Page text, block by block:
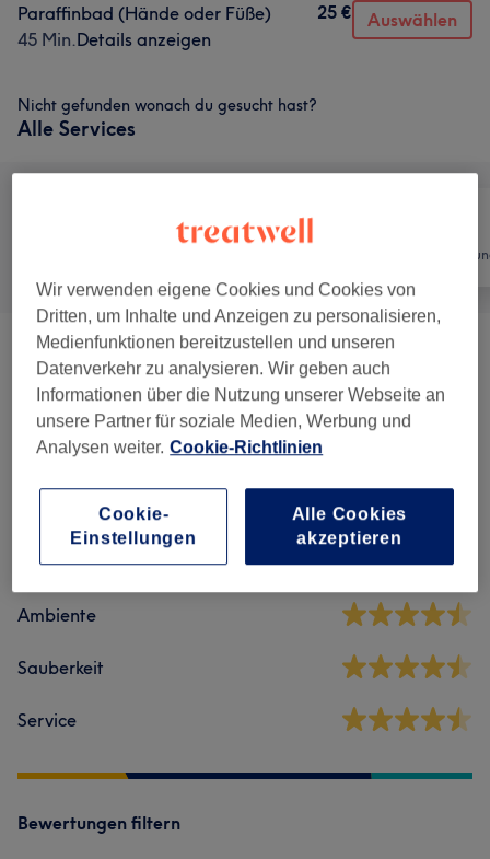
Paraffinbad (Hände oder Füße)
45 Min.Details anzeigen
25 € Auswählen
Nicht gefunden wonach du gesucht hast?
Alle Services
Maniküre & Fußpflege ) ab 22 €
Salonbewertungen
4,6 355 Bewertungen
Ambiente
Sauberkeit
Service
Bewertungen filtern
Wir verwenden eigene Cookies und Cookies von
Dritten, um Inhalte und Anzeigen zu personalisieren,
Medienfunktionen bereitzustellen und unseren
Datenverkehr zu analysieren. Wir geben auch
Informationen über die Nutzung unserer Webseite an
unsere Partner für soziale Medien, Werbung und
Analysen weiter. Cookie-Richtlinien
Cookie-
Einstellungen
Alle Cookies
akzeptieren